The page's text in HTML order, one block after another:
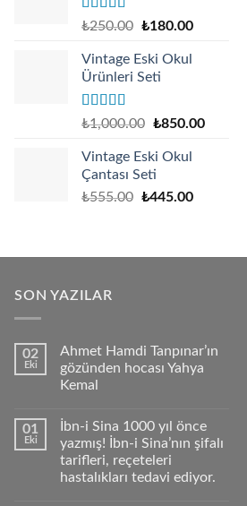
Rated
of 5
₺250.00 Original
was:
₺250.00.
₺180.00Current
Vintage Eski Okul
Ürünleri Seti
Rated
of 5
₺1,000.00 Original
was:
₺1,000.00.
₺850.00Current
Vintage Eski Okul
Çantası Seti
₺555.00 ₺445.00
SON YAZILAR
02
Eki
Ahmet Hamdi Tanpınar’ın
gözünden hocası Yahya
Kemal
01
Eki
İbn-i Sina 1000 yıl önce
yazmış! İbn-i Sina’nın şifalı
tarifleri, reçeteleri
hastalıkları tedavi ediyor.